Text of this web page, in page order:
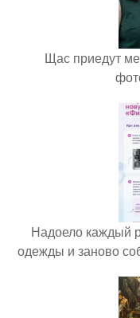
Щас приедут
Надоело каждый
одежды и заново